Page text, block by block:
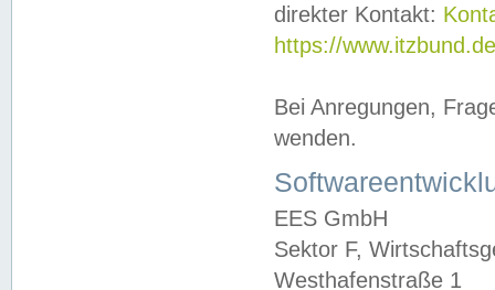
direkter Kontakt:
https://
Bei Anregungen,
wenden.
EES GmbH
Sektor F,
Westhafenstraße 1